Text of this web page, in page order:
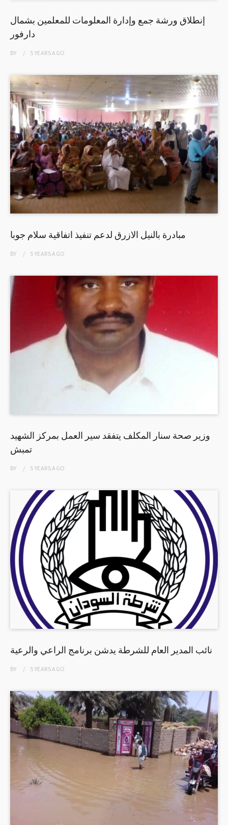
إنطلاق ورشة جمع وإدارة المعلومات للمعلمين بشمال
دارفور
BY 5 YEARSAGO
مبادرة بالنيل الازرق لدعم تنفيذ اتفاقية سلام جوبا
BY 5 YEARSAGO
وزير صحة سنار المكلف يتفقد سير العمل بمركز الشهيد
تمبش
BY 5 YEARSAGO
نائب المدير العام للشرطة يدشن برنامج الراعي والرعية
BY 5 YEARSAGO